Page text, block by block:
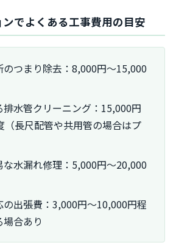
でよくある工事費用の目安
のつまり除去：8,000円～15,000
水管クリーニング：15,000円
（長尺配管や共用管の場合はプ
な水漏れ修理：5,000円～20,000
出張費：3,000円～10,000円程
合あり